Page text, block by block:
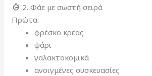
2. Φάε με σωστή σειρά
Πρώτα:
φρέσκο κρέας
ψάρι
γαλακτοκομικά
ανοιγμένες συσκευασίες